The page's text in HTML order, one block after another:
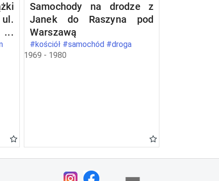
w
Samochody na drodze z
Janek do Raszyna pod
Warszawą
#kościół #samochód #droga
1969 - 1980